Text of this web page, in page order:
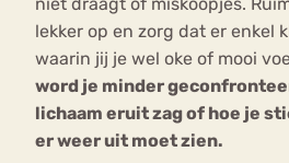
niet draagt of miskoopjes.
lekker op en zorg dat er enkel
waarin jij je wel oke of mooi
word je minder
lichaam eruit zag of hoe je
er weer uit moet zien.